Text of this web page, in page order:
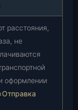
расстояния,
не
оформлении